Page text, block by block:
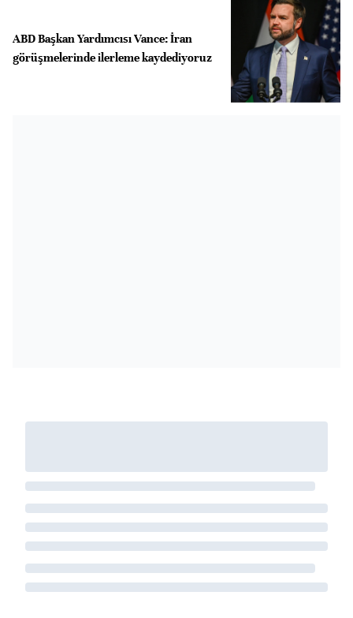
ABD Başkan Yardımcısı Vance: İran
görüşmelerinde ilerleme kaydediyoruz